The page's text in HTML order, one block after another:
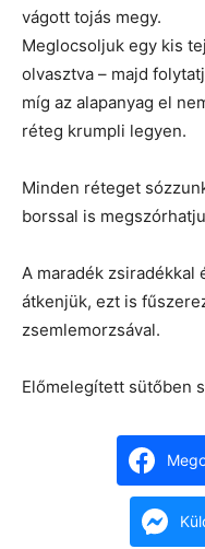
vágott tojás megy.
Meglocsoljuk egy kis
olvasztva – majd
míg az alapanyag el
réteg krumpli legyen.
Minden réteget
borssal is
A maradék
átkenjük, ezt is
zsemlemorzsával.
Előmelegített sütőben